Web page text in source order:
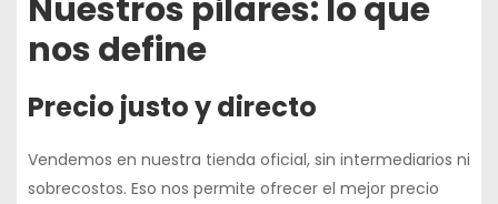
Nuestros pilares: lo que
nos define
Precio justo y directo
Vendemos en nuestra tienda oficial, sin intermediarios ni
sobrecostos. Eso nos permite ofrecer el mejor precio